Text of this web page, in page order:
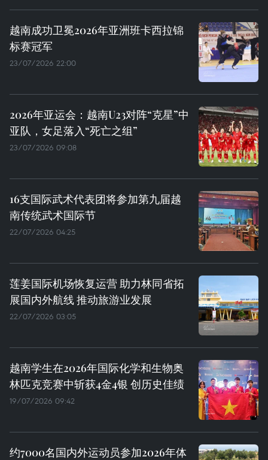
越南成功卫冕2026年亚洲班卡西拉锦
标赛冠军
23/07/2026 22:00
2026年亚运会：越南U23对阵“克星”中
亚队，女足落入“死亡之组”
23/07/2026 09:08
16支国际武术代表团将参加第九届越
南传统武术国际节
22/07/2026 04:25
莲姜国际机场恢复运营 助力林同省拓
展国内外航线 推动旅游业发展
22/07/2026 03:05
越南学生在2026年国际化学和生物奥
林匹克竞赛中斩获4金4银 创历史佳绩
19/07/2026 09:42
约7000名国内外运动员参加2026年体